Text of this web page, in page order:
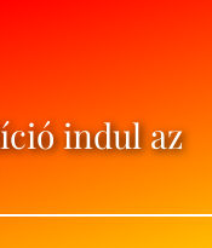
indul az